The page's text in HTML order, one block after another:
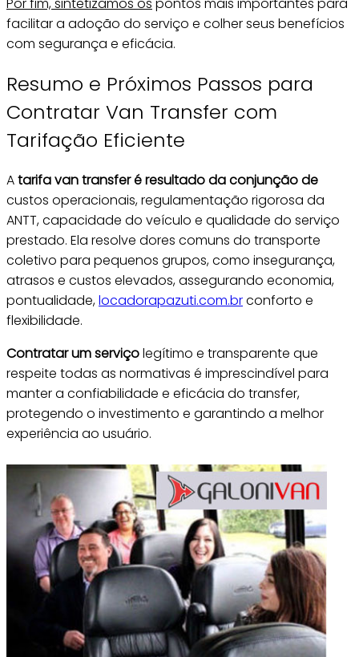
facilitar a adoção do serviço e colher seus benefícios
com segurança e eficácia.
Resumo e Próximos Passos para
Contratar Van Transfer com
Tarifação Eficiente
Atarifa van transferé resultado da conjunção de
custos operacionais, regulamentação rigorosa da
ANTT, capacidade do veículo e qualidade do serviço
prestado. Ela resolve dores comuns do transporte
coletivo para pequenos grupos, como insegurança,
atrasos e custos elevados, assegurando economia,
pontualidade,locadorapazuti.com.brconforto e
flexibilidade.
Contratar um serviçolegítimo e transparente que
respeite todas as normativas é imprescindível para
manter a confiabilidade e eficácia do transfer,
protegendo o investimento e garantindo a melhor
experiência ao usuário.